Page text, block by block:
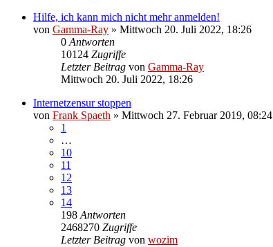
Hilfe, ich kann mich nicht mehr anmelden!
von Gamma-Ray » Mittwoch 20. Juli 2022, 18:26
0 Antworten
10124 Zugriffe
Letzter Beitrag von Gamma-Ray
Mittwoch 20. Juli 2022, 18:26
Internetzensur stoppen
von Frank Spaeth » Mittwoch 27. Februar 2019, 08:24
1
…
10
11
12
13
14
198 Antworten
2468270 Zugriffe
Letzter Beitrag von wozim